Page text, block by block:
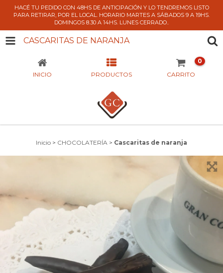
HACÉ TU PEDIDO CON 48HS DE ANTICIPACIÓN Y LO TENDREMOS LISTO
PARA RETIRAR, POR EL LOCAL. HORARIO MARTES A SÁBADOS 9 A 19HS.
DOMINGOS 8.30 A 14HS. LUNES CERRADO..
CASCARITAS DE NARANJA
INICIO PRODUCTOS CARRITO
0
Inicio > CHOCOLATERÍA > Cascaritas de naranja